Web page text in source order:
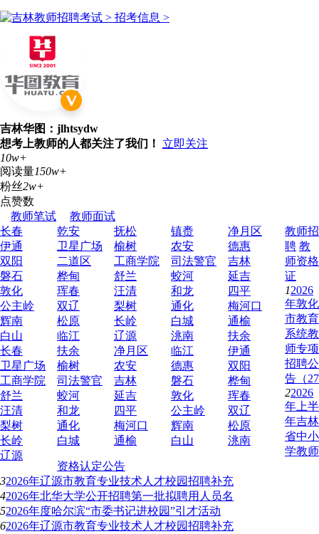
吉林华图：jlhtsydw
想考上教师的人都关注了我们！
立即关注
10w+
阅读量150w+
粉丝2w+
点赞数
教师笔试
教师面试
长春
乾安 抚松 镇赉
净月区
伊通
卫星广场 榆树 农安
德惠
双阳
二道区 工商学院 司法警官
吉林
磐石
桦甸 舒兰 蛟河
延吉
敦化
珲春 汪清 和龙
四平
公主岭
双辽 梨树 通化
梅河口
辉南
松原 长岭 白城
通榆
白山
临江 辽源 洮南
扶余
长春
扶余 净月区 临江
伊通
卫星广场
榆树 农安 德惠
双阳
工商学院
司法警官 吉林 磐石
桦甸
舒兰
蛟河 延吉 敦化
珲春
汪清
和龙 四平 公主岭
双辽
梨树
通化 梅河口 辉南
松原
长岭
白城 通榆 白山
洮南
辽源
教师招
聘 教
师资格
证
12026
年敦化
市教育
系统教
师专项
招聘公
告（27
22026
年上半
年吉林
省中小
学教师
资格认定公告
32026年辽源市教育专业技术人才校园招聘补充
42026年北华大学公开招聘第一批拟聘用人员名
52026年度哈尔滨“市委书记进校园”引才活动
62026年辽源市教育专业技术人才校园招聘补充